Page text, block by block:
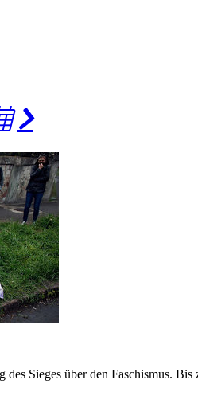
des Sieges über den Faschismus.